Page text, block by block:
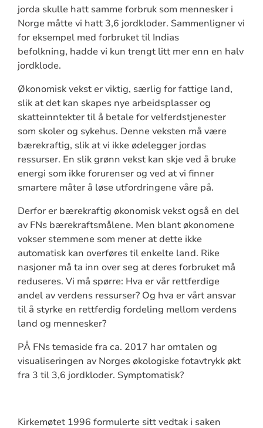
jorda skulle hatt samme forbruk som mennesker i
Norge måtte vi hatt 3,6 jordkloder. Sammenligner vi
for eksempel med forbruket til Indias
befolkning, hadde vi kun trengt litt mer enn en halv
jordklode.
Økonomisk vekst er viktig, særlig for fattige land,
slik at det kan skapes nye arbeidsplasser og
skatteinntekter til å betale for velferdstjenester
som skoler og sykehus. Denne veksten må være
bærekraftig, slik at vi ikke ødelegger jordas
ressurser. En slik grønn vekst kan skje ved å bruke
energi som ikke forurenser og ved at vi finner
smartere måter å løse utfordringene våre på.
Derfor er bærekraftig økonomisk vekst også en del
av FNs bærekraftsmålene. Men blant økonomene
vokser stemmene som mener at dette ikke
automatisk kan overføres til enkelte land. Rike
nasjoner må ta inn over seg at deres forbruket må
reduseres. Vi må spørre: Hva er vår rettferdige
andel av verdens ressurser? Og hva er vårt ansvar
til å styrke en rettferdig fordeling mellom verdens
land og mennesker?
PÅ FNs temaside fra ca. 2017 har omtalen og
visualiseringen av Norges økologiske fotavtrykk økt
fra 3 til 3,6 jordkloder. Symptomatisk?
Kirkemøtet 1996 formulerte sitt vedtak i saken